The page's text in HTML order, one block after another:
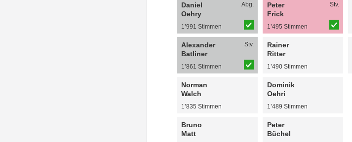
Daniel
Oehry
Abg.
1’991 Stimmen
Alexander
Batliner
Stv.
1’861 Stimmen
Norman
Walch
1’835 Stimmen
Bruno
Matt
Peter
Frick
Stv.
1’495 Stimmen
Rainer
Ritter
1’490 Stimmen
Dominik
Oehri
1’489 Stimmen
Peter
Büchel